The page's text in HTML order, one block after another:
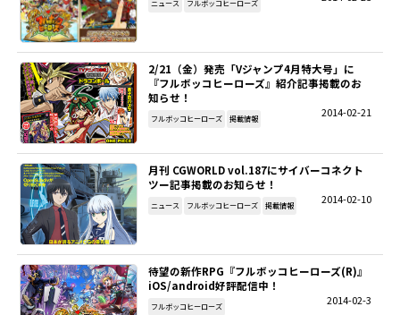
ニュース フルボッコヒーローズ
2/21（金）発売「Vジャンプ4月特大号」に
『フルボッコヒーローズ』紹介記事掲載のお
知らせ！
2014-02-21
フルボッコヒーローズ 掲載情報
月刊 CGWORLD vol.187にサイバーコネクト
ツー記事掲載のお知らせ！
2014-02-10
ニュース フルボッコヒーローズ 掲載情報
待望の新作RPG『フルボッコヒーローズ(R)』
iOS/android好評配信中！
2014-02-3
フルボッコヒーローズ